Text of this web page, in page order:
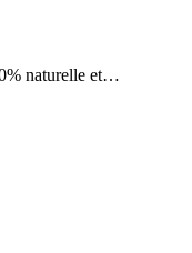
naturelle et…